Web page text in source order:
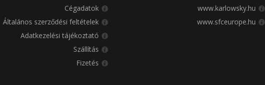
Cégadatok
Általános szerződési feltételek
Adatkezelési tájékoztató
Szállítás
Fizetés
www.karlowsky.hu
www.sfceurope.hu